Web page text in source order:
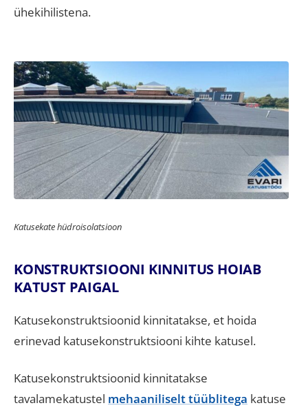
ühekihilistena.
Katusekate hüdroisolatsioon
KONSTRUKTSIOONI KINNITUS HOIAB
KATUST PAIGAL
Katusekonstruktsioonid kinnitatakse, et hoida
erinevad katusekonstruktsiooni kihte katusel.
Katusekonstruktsioonid kinnitatakse
tavalamekatustel mehaaniliselt tüüblitega katuse